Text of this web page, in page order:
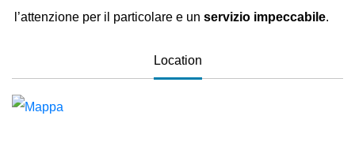
l’attenzione per il particolare e un servizio impeccabile.
Location